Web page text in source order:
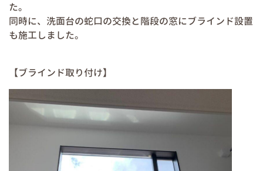
た。
同時に、洗面台の蛇口の交換と階段の窓にブラインド設置
も施工しました。
【ブラインド取り付け】